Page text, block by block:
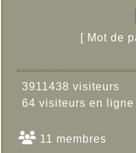
[ Mot de
3911438 visiteurs
64 visiteurs en ligne
11 membres